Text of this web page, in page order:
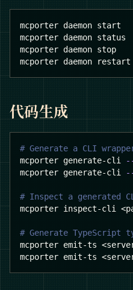
mcporter daemon start
mcporter daemon status
mcporter daemon stop
mcporter daemon restart
代码生成
# Generate a CLI
mcporter generate-cli
mcporter generate-cli
# Inspect a generated
mcporter inspect-cli <
# Generate TypeScript
mcporter emit-ts <
mcporter emit-ts <